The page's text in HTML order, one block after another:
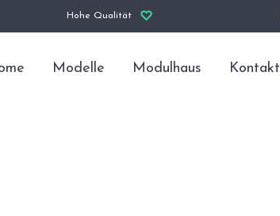
Hohe Qualität
Modelle Modulhaus Kontakt